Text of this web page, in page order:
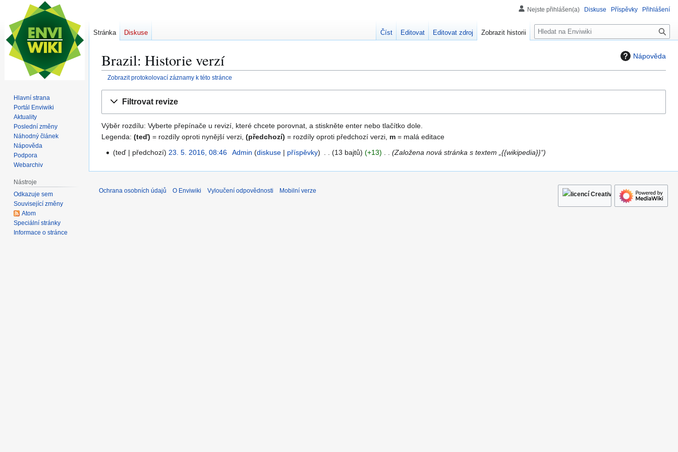
Nápověda
Brazil: Historie verzí
Zobrazit protokolovací záznamy k této stránce
Filtrovat revize
Výběr rozdílu: Vyberte přepínače u revizí, které chcete porovnat, a stiskněte enter nebo tlačítko dole.
Legenda: (teď) = rozdíly oproti nynější verzi, (předchozí) = rozdíly oproti předchozí verzi, m = malá editace
5
teď předchozí 23. 5. 2016, 08:46 Admin diskuse příspěvky 13 bajtů +13 Založena nová stránka s textem „{{wikipedia}}“
Nejste přihlášen(a) Diskuse Příspěvky Přihlášení
Stránka Diskuse Číst Editovat Editovat zdroj Zobrazit historii
H
l
á
Hlavní strana
Portál Enviwiki
Aktuality
Poslední změny
Náhodný článek
Nápověda
Podpora
Webarchiv
Nástroje
Odkazuje sem
Související změny
Atom
Speciální stránky
Informace o stránce
Ochrana osobních údajů O Enviwiki Vyloučení odpovědnosti Mobilní verze